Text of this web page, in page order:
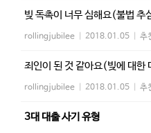
빚 독촉이 너무 심해요(불법 추
rollingjubilee 2018.01.05 추
죄인이 된 것 같아요(빚에 대한
rollingjubilee 2018.01.05 추
3대 대출 사기 유형